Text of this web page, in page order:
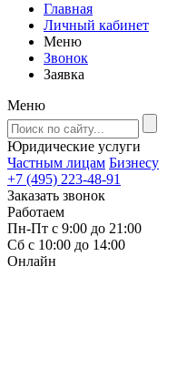
Главная
Личный кабинет
Меню
Звонок
Заявка
Меню
Юридические услуги
Частным лицам Бизнесу
+7 (495) 223-48-91
Заказать звонок
Работаем
Пн-Пт с 9:00 до 21:00
Сб с 10:00 до 14:00
Онлайн